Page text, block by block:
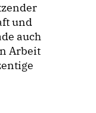
und
auch
Arbeit